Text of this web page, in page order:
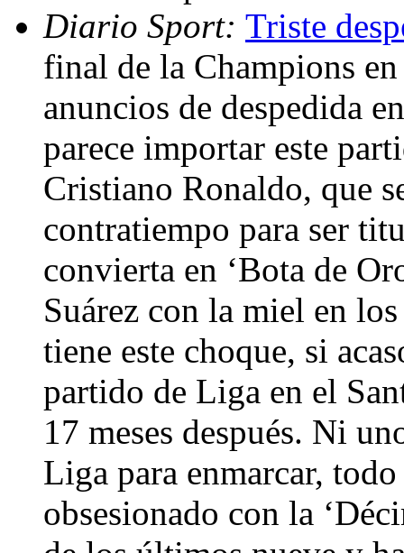
Diario Sport: Triste
final de la Champions
anuncios de despedida
parece importar este
Cristiano Ronaldo, que
contratiempo para ser
convierta en ‘Bota de
Suárez con la miel en
tiene este choque, si
partido de Liga en el
17 meses después. Ni
Liga para enmarcar,
obsesionado con la